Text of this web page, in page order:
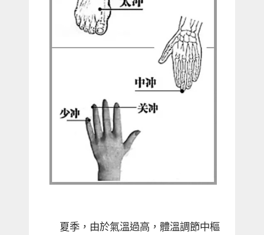
夏季，由於氣溫過高，體溫調節中樞